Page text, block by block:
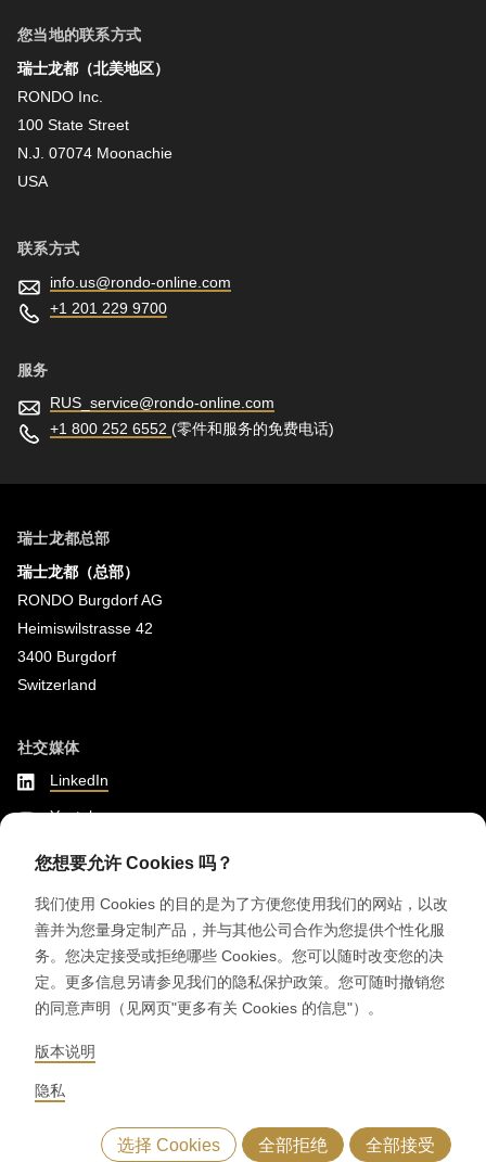
姓氏
您当地的联系方式
瑞士龙都（北美地区）
RONDO Inc.
100 State Street
N.J. 07074 Moonachie
USA
联系方式
info.us@rondo-online.com
+1 201 229 9700
服务
RUS_service@rondo-online.com
+1 800 252 6552 (零件和服务的免费电话)
瑞士龙都总部
瑞士龙都（总部）
RONDO Burgdorf AG
Heimiswilstrasse 42
3400 Burgdorf
Switzerland
社交媒体
LinkedIn
Youtube
Instagram
© 2026 RONDO BURGDORF AG
般条款和条件 交付机器和设备般条款和条件 RONDOCONNECT
GENERAL TERMS AND CONDITIONS OF PURCHASE
CODE OF CONDUCT
WHISTLEBLOWING (IT)
您想要允许 Cookies 吗？
我们使用 Cookies 的目的是为了方便您使用我们的网站，以改
善并为您量身定制产品，并与其他公司合作为您提供个性化服
务。您决定接受或拒绝哪些 Cookies。您可以随时改变您的决
定。更多信息另请参见我们的隐私保护政策。您可随时撤销您
的同意声明（见网页"更多有关 Cookies 的信息"）。
版本说明
隐私
选择 Cookies 全部拒绝 全部接受